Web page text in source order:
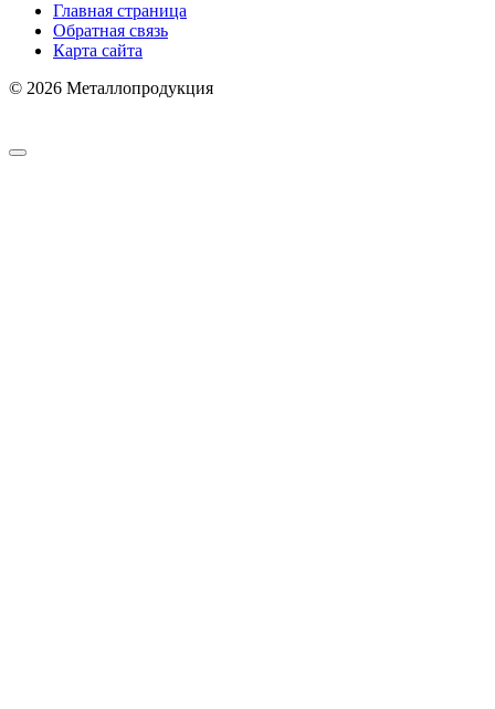
Главная страница
Обратная связь
Карта сайта
© 2026 Металлопродукция